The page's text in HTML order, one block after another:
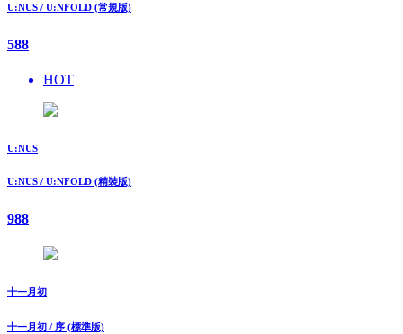
U:NUS / U:NFOLD (常規版)
588
HOT
U:NUS
U:NUS / U:NFOLD (精裝版)
988
十⼀⽉初
十⼀⽉初 / 序 (標準版)